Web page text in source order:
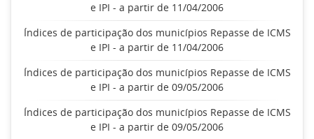
e IPI - a partir de 11/04/2006
Índices de participação dos municípios Repasse de ICMS
e IPI - a partir de 11/04/2006
Índices de participação dos municípios Repasse de ICMS
e IPI - a partir de 09/05/2006
Índices de participação dos municípios Repasse de ICMS
e IPI - a partir de 09/05/2006